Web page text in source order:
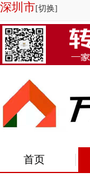
深圳市[切换]
欢迎来到店铺转让系统
首页